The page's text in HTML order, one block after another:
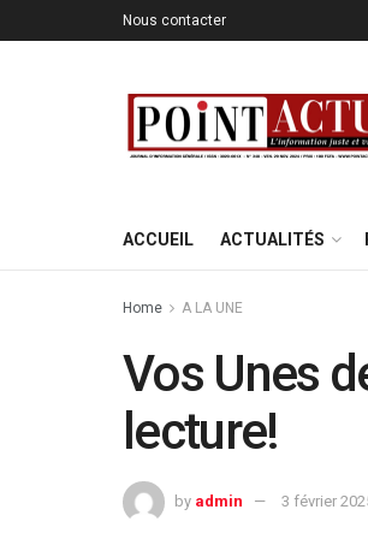
Nous contacter
ACCUEIL ACTUALITÉS
Home A LA UNE
Vos Unes
lecture!
by admin 3 février